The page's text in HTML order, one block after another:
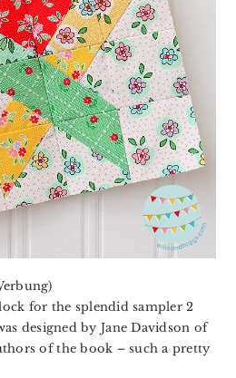
for the splendid sampler 2
designed by Jane Davidson of
of the book – such a pretty